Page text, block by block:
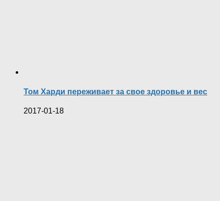
Том Харди переживает за свое здоровье и вес
2017-01-18